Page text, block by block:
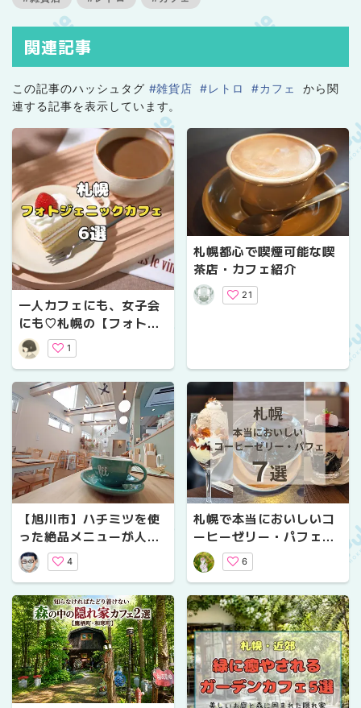
の魅力を発信しています。
関連記事
この記事のハッシュタグ #雑貨店 #レトロ #カフェ
から関
連する記事を表示しています。
一人カフェにも、女子会
にも♡札幌の【フォトジ
ェニックカフェ】6選
1
札幌都心で喫煙可能な喫
茶店・カフェ紹介
21
【旭川市】ハチミツを使
った絶品メニューが人気
「cafe BEE」朝8時から
楽しめるモーニング＆ラ
ンチカフェ
4
札幌で本当においしいコ
ーヒーゼリー・パフェ7
選｜コーヒー好きライタ
ーが厳選
6